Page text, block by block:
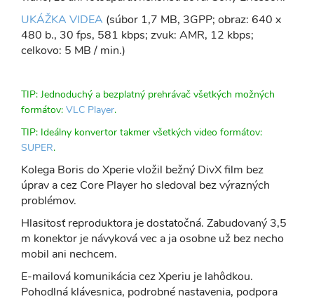
UKÁŽKA VIDEA (súbor 1,7 MB, 3GPP; obraz: 640 x
480 b., 30 fps, 581 kbps; zvuk: AMR, 12 kbps;
celkovo: 5 MB / min.)
TIP: Jednoduchý a bezplatný prehrávač všetkých možných
formátov: VLC Player.
TIP: Ideálny konvertor takmer všetkých video formátov:
SUPER.
Kolega Boris do Xperie vložil bežný DivX film bez
úprav a cez Core Player ho sledoval bez výrazných
problémov.
Hlasitosť reproduktora je dostatočná. Zabudovaný 3,5
m konektor je návyková vec a ja osobne už bez necho
mobil ani nechcem.
E-mailová komunikácia cez Xperiu je lahôdkou.
Pohodlná klávesnica, podrobné nastavenia, podpora